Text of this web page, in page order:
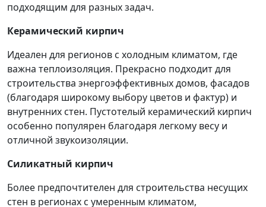
подходящим для разных задач.
Керамический кирпич
Идеален для регионов с холодным климатом, где
важна теплоизоляция. Прекрасно подходит для
строительства энергоэффективных домов, фасадов
(благодаря широкому выбору цветов и фактур) и
внутренних стен. Пустотелый керамический кирпич
особенно популярен благодаря легкому весу и
отличной звукоизоляции.
Силикатный кирпич
Более предпочтителен для строительства несущих
стен в регионах с умеренным климатом,